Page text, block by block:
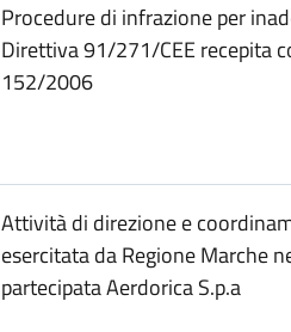
Procedure di infrazione per
Direttiva 91/271/CEE recepita
152/2006
Attività di direzione e
esercitata da Regione Marche
partecipata Aerdorica S.p.a